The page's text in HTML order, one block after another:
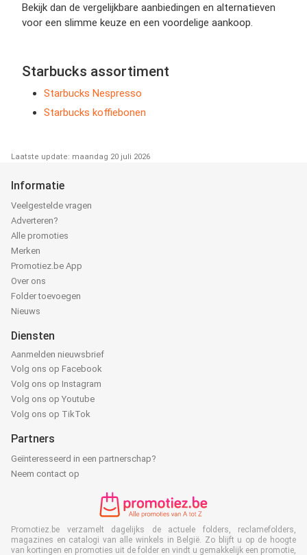
Bekijk dan de vergelijkbare aanbiedingen en alternatieven
voor een slimme keuze en een voordelige aankoop.
Starbucks assortiment
Starbucks Nespresso
Starbucks koffiebonen
Laatste update: maandag 20 juli 2026
Informatie
Veelgestelde vragen
Adverteren?
Alle promoties
Merken
Promotiez.be App
Over ons
Folder toevoegen
Nieuws
Diensten
Aanmelden nieuwsbrief
Volg ons op Facebook
Volg ons op Instagram
Volg ons op Youtube
Volg ons op TikTok
Partners
Geïnteresseerd in een partnerschap?
Neem contact op
Promotiez.be verzamelt dagelijks de actuele folders, reclamefolders,
magazines en catalogi van alle winkels in België. Zo blijft u op de hoogte
van kortingen en promoties uit de folder en vindt u gemakkelijk een promotie,